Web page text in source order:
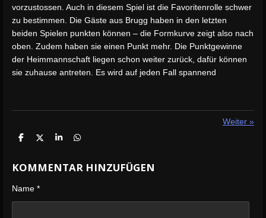
vorzustossen. Auch in diesem Spiel ist die Favoritenrolle schwer
zu bestimmen. Die Gäste aus Brugg haben in den letzten
beiden Spielen punkten können – die Formkurve zeigt also nach
oben. Zudem haben sie einen Punkt mehr. Die Punktgewinne
der Heimmannschaft liegen schon weiter zurück, dafür können
sie zuhause antreten. Es wird auf jeden Fall spannend
Weiter »
T
l
e
T
l
e
T
l
e
T
l
e
KOMMENTAR HINZUFÜGEN
Name *